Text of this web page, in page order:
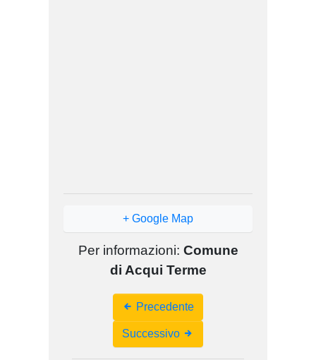
+ Google Map
Per informazioni: Comune
di Acqui Terme
Navigation
Precedente
Successivo